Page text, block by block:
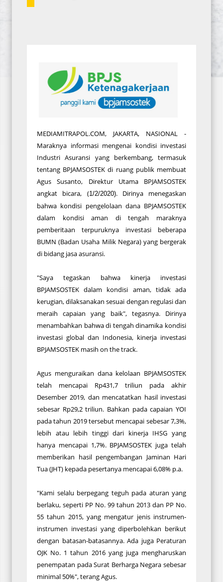
MEDIAMITRAPOL.COM, JAKARTA, NASIONAL -
Maraknya informasi mengenai kondisi investasi
Industri Asuransi yang berkembang, termasuk
tentang BPJAMSOSTEK di ruang publik membuat
Agus Susanto, Direktur Utama BPJAMSOSTEK
angkat bicara, (1/2/2020). Dirinya menegaskan
bahwa kondisi pengelolaan dana BPJAMSOSTEK
dalam kondisi aman di tengah maraknya
pemberitaan terpuruknya investasi beberapa
BUMN (Badan Usaha Milik Negara) yang bergerak
di bidang jasa asuransi.
"Saya tegaskan bahwa kinerja investasi
BPJAMSOSTEK dalam kondisi aman, tidak ada
kerugian, dilaksanakan sesuai dengan regulasi dan
meraih capaian yang baik", tegasnya. Dirinya
menambahkan bahwa di tengah dinamika kondisi
investasi global dan Indonesia, kinerja investasi
BPJAMSOSTEK masih on the track.
Agus menguraikan dana kelolaan BPJAMSOSTEK
telah mencapai Rp431,7 triliun pada akhir
Desember 2019, dan mencatatkan hasil investasi
sebesar Rp29,2 triliun. Bahkan pada capaian YOI
pada tahun 2019 tersebut mencapai sebesar 7,3%,
lebih atau lebih tinggi dari kinerja IHSG yang
hanya mencapai 1,7%. BPJAMSOSTEK juga telah
memberikan hasil pengembangan Jaminan Hari
Tua (JHT) kepada pesertanya mencapai 6,08% p.a.
"Kami selalu berpegang teguh pada aturan yang
berlaku, seperti PP No. 99 tahun 2013 dan PP No.
55 tahun 2015, yang mengatur jenis instrumen-
instrumen investasi yang diperbolehkan berikut
dengan batasan-batasannya. Ada juga Peraturan
OJK No. 1 tahun 2016 yang juga mengharuskan
penempatan pada Surat Berharga Negara sebesar
minimal 50%", terang Agus.